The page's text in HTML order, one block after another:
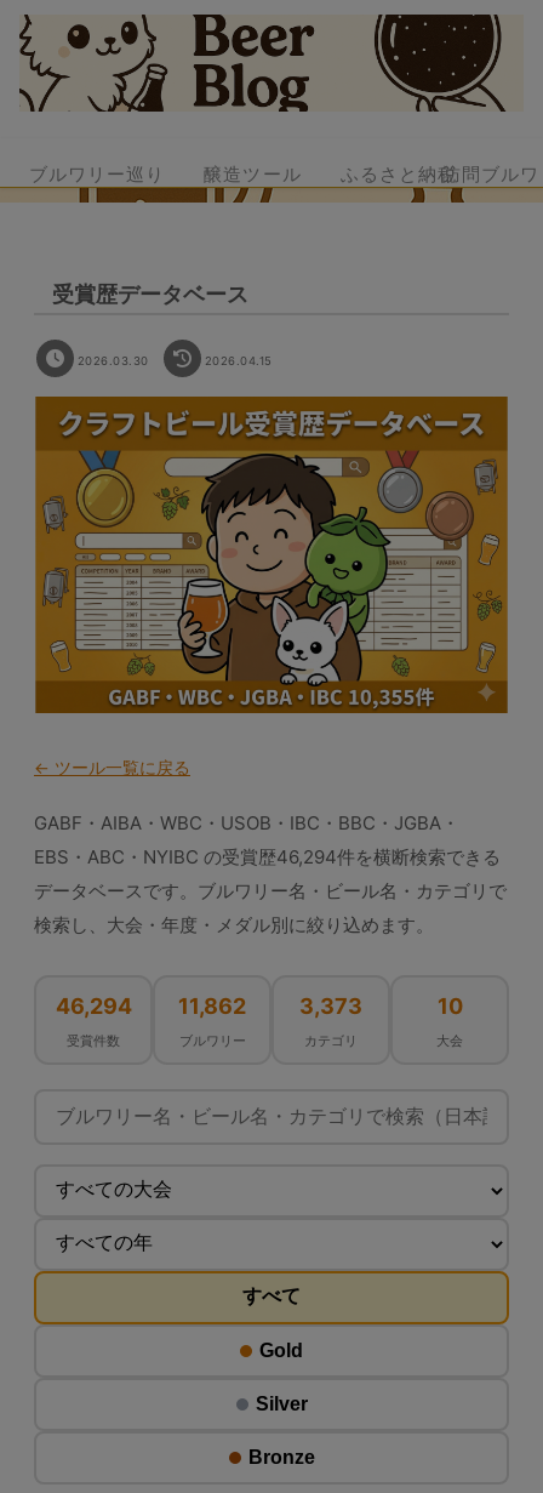
ブルワリー巡り 醸造ツール ふるさと納税訪問ブル
受賞歴データベース
2026.03.30 2026.04.15
← ツール一覧に戻る
GABF・AIBA・WBC・USOB・IBC・BBC・JGBA・
EBS・ABC・NYIBC の受賞歴46,294件を横断検索できる
データベースです。ブルワリー名・ビール名・カテゴリで
検索し、大会・年度・メダル別に絞り込めます。
46,294
受賞件数
11,862
ブルワリー
3,373
カテゴリ
10
大会
すべて
Gold
Silver
Bronze